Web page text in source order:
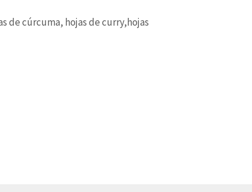
de cúrcuma, hojas de curry,hojas